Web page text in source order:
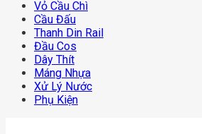
Vỏ Cầu Chì
Cầu Đấu
Thanh Din Rail
Đầu Cos
Dây Thít
Máng Nhựa
Xử Lý Nước
Phụ Kiện